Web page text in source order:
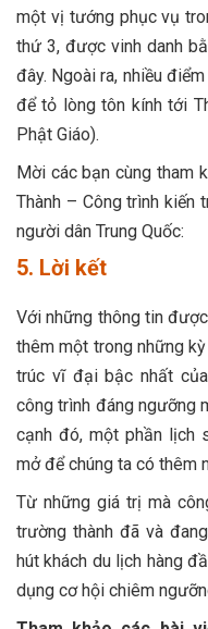
một vị tướng phục vụ
thứ 3, được vinh danh
đây. Ngoài ra, nhiều
để tỏ lòng tôn kính tới
Phật Giáo).
Mời các bạn cùng tham
Thành – Công trình kiến
người dân Trung Quốc:
5. Lời kết
Với những thông tin
thêm một trong những
trúc vĩ đại bậc nhất
công trình đáng ngưỡng
cạnh đó, một phần lịch
mở để chúng ta có thêm
Từ những giá trị mà
trường thành đã và
hút khách du lịch hàng
dụng cơ hội chiêm